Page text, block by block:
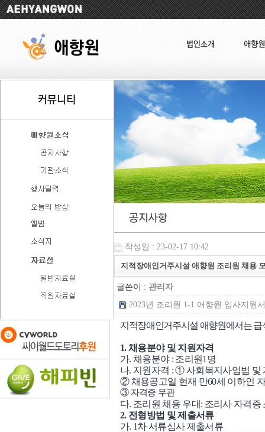
작성일 : 23-02-17 10:42
지적장애인거주시설 애향원 조리원 채용
글쓴이 : 관리자
2023년 조리원 1-1 애향원 입사지원
지적장애인거주시설 애향원에서는
1.채용분야 및 지원자격
가. 채용분야 : 조리원1 명
나. 지원자격 :①사회복지사업법 및
② 채용공고일 현재 만60세 이하인
③ 자격증 무관
다. 조리원 채용 우대: 조리사 자격증
2. 전형방법 및 제출서류
가. 1차 서류심사 제출서류